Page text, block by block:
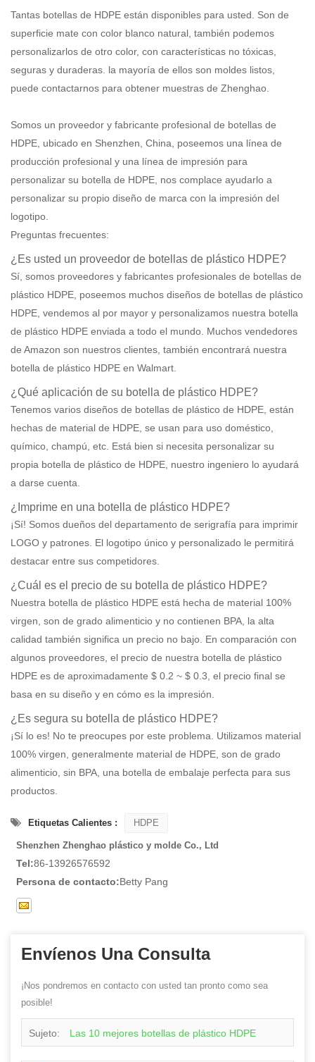
Tantas botellas de HDPE están disponibles para usted. Son de
superficie mate con color blanco natural, también podemos
personalizarlos de otro color, con características no tóxicas,
seguras y duraderas. la mayoría de ellos son moldes listos,
puede contactarnos para obtener muestras de Zhenghao.
Somos un proveedor y fabricante profesional de botellas de
HDPE, ubicado en Shenzhen, China, poseemos una línea de
producción profesional y una línea de impresión para
personalizar su botella de HDPE, nos complace ayudarlo a
personalizar su propio diseño de marca con la impresión del
logotipo.
Preguntas frecuentes:
¿Es usted un proveedor de botellas de plástico HDPE?
Sí, somos proveedores y fabricantes profesionales de botellas de
plástico HDPE, poseemos muchos diseños de botellas de plástico
HDPE, vendemos al por mayor y personalizamos nuestra botella
de plástico HDPE enviada a todo el mundo. Muchos vendedores
de Amazon son nuestros clientes, también encontrará nuestra
botella de plástico HDPE en Walmart.
¿Qué aplicación de su botella de plástico HDPE?
Tenemos varios diseños de botellas de plástico de HDPE, están
hechas de material de HDPE, se usan para uso doméstico,
químico, champú, etc. Está bien si necesita personalizar su
propia botella de plástico de HDPE, nuestro ingeniero lo ayudará
a darse cuenta.
¿Imprime en una botella de plástico HDPE?
¡Sí! Somos dueños del departamento de serigrafía para imprimir
LOGO y patrones. El logotipo único y personalizado le permitirá
destacar entre sus competidores.
¿Cuál es el precio de su botella de plástico HDPE?
Nuestra botella de plástico HDPE está hecha de material 100%
virgen, son de grado alimenticio y no contienen BPA, la alta
calidad también significa un precio no bajo. En comparación con
algunos proveedores, el precio de nuestra botella de plástico
HDPE es de aproximadamente $ 0.2 ~ $ 0.3, el precio final se
basa en su diseño y en cómo es la impresión.
¿Es segura su botella de plástico HDPE?
¡Sí lo es! No te preocupes por este problema. Utilizamos material
100% virgen, generalmente material de HDPE, son de grado
alimenticio, sin BPA, una botella de embalaje perfecta para sus
productos.
Etiquetas Calientes : HDPE
Shenzhen Zhenghao plástico y molde Co., Ltd
Tel:86-13926576592
Persona de contacto:Betty Pang
Envíenos Una Consulta
¡Nos pondremos en contacto con usted tan pronto como sea
posible!
Sujeto: Las 10 mejores botellas de plástico HDPE